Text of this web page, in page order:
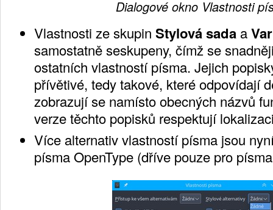
Dialogové okno Vlastnosti
Vlastnosti ze skupin Stylová sada a
samostatně seskupeny, čímž se
ostatních vlastností písma. Jejich
přívětivé, tedy takové, které odpovídají
zobrazují se namísto obecných názvů
verze těchto popisků respektují
Více alternativ vlastností písma jsou
písma OpenType (dříve pouze pro